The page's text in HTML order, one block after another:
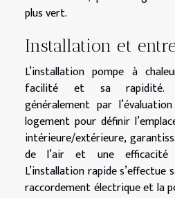
plus vert.
Installation et
L’installation pompe à
facilité et sa rapidité.
généralement par
logement pour définir
intérieure/extérieure,
de l’air et une efficacité
L’installation rapide s’effectue
raccordement électrique et la